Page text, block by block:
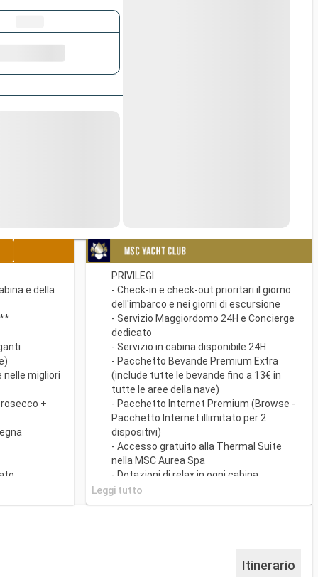
e della
nelle migliori
+
gourmet
PRIVILEGI
- Check-in e check-out prioritari il giorno
dell'imbarco e nei giorni di escursione
- Servizio Maggiordomo 24H e Concierge
dedicato
- Servizio in cabina disponibile 24H
- Pacchetto Bevande Premium Extra
(include tutte le bevande fino a 13€ in
tutte le aree della nave)
- Pacchetto Internet Premium (Browse -
Pacchetto Internet illimitato per 2
dispositivi)
- Accesso gratuito alla Thermal Suite
nella MSC Aurea Spa
- Dotazioni di relax in ogni cabina
(accappatoio e ciabattine)
- Ampia gamma di cuscini da scegliere
consegnato direttamente in cabina su
Leggi tutto
Itinerario